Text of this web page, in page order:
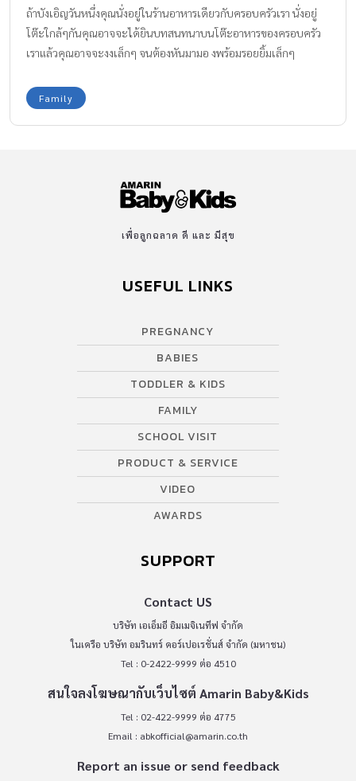
ถ้าบังเอิญวันหนึ่งคุณนั่งอยู่ในร้านอาหารเดียวกับครอบครัวเรา นั่งอยู่
โต๊ะใกล้ๆกันคุณอาจจะได้ยินบทสนทนาบนโต๊ะอาหารของครอบครัว
เราแล้วคุณอาจจะงงเล็กๆ จนต้องหันมามอ งพร้อมรอยยิ้มเล็กๆ
Family
เพื่อลูกฉลาด ดี และ มีสุข
USEFUL LINKS
PREGNANCY
BABIES
TODDLER & KIDS
FAMILY
SCHOOL VISIT
PRODUCT & SERVICE
VIDEO
AWARDS
SUPPORT
Contact US
บริษัท เอเอ็มอี อิมเมจิเนทีฟ จำกัด
ในเครือ บริษัท อมรินทร์ คอร์เปอเรชั่นส์ จำกัด (มหาชน)
Tel : 0-2422-9999 ต่อ 4510
สนใจลงโฆษณากับเว็บไซต์ Amarin Baby&Kids
Tel : 02-422-9999 ต่อ 4775
Email : abkofficial@amarin.co.th
Report an issue or send feedback